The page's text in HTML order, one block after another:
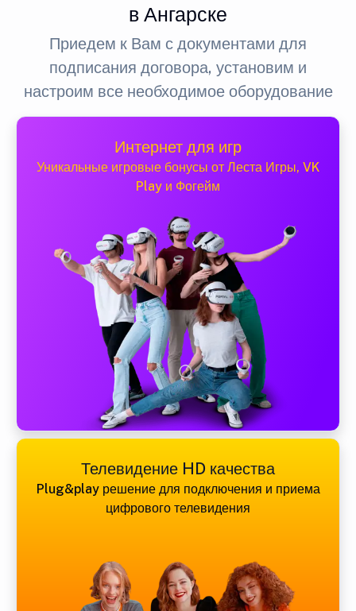
в Ангарске
Приедем к Вам с документами для
подписания договора, установим и
настроим все необходимое оборудование
Интернет для игр
Уникальные игровые бонусы от Леста Игры, VK
Play и Фогейм
Телевидение HD качества
Plug&play решение для подключения и приема
цифрового телевидения